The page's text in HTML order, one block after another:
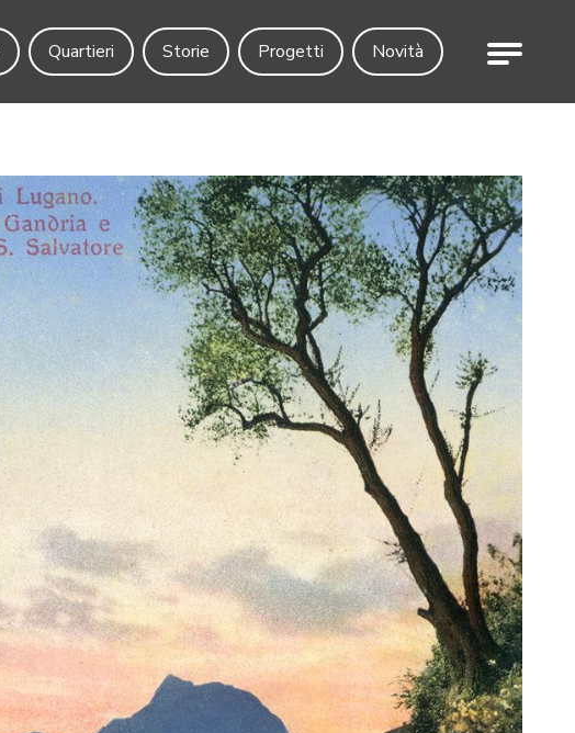
Quartieri Storie Progetti Novità Menu